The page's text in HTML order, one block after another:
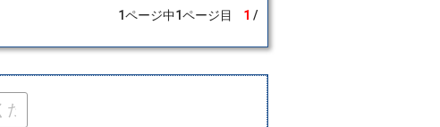
1ページ中1ページ目 1 /